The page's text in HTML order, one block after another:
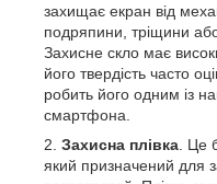
захищає екран від
подряпини, тріщини або
Захисне скло має
його твердість часто
робить його одним із
смартфона.
Захисна плівка . Це
який призначений для